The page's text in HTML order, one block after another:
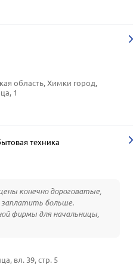
область, Химки город,
1
техника
конечно дороговатые,
заплатить больше.
фирмы для начальницы,
вл. 39, стр. 5